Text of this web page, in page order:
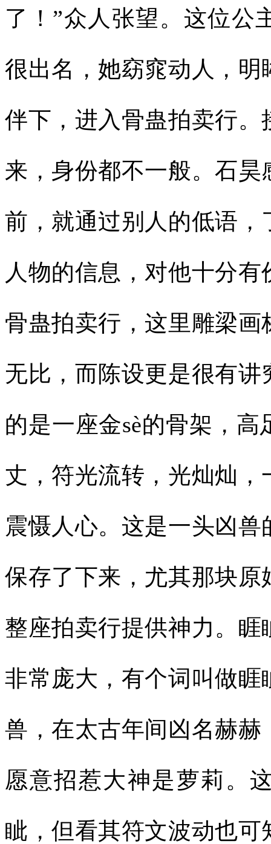
了！”众人张望。这位公
很出名，她窈窕动人，
伴下，进入骨蛊拍卖行
来，身份都不一般。石
前，就通过别人的低语
人物的信息，对他十分
骨蛊拍卖行，这里雕梁
无比，而陈设更是很有
的是一座金sè的骨架，
丈，符光流转，光灿灿
震慑人心。这是一头凶
保存了下来，尤其那块
整座拍卖行提供神力。
非常庞大，有个词叫做
兽，在太古年间凶名赫
愿意招惹大神是萝莉。
眦，但看其符文波动也